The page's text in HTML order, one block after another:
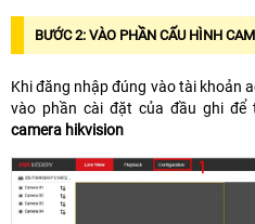
BƯỚC 2: VÀO PHẦN CẤU HÌNH
Khi đăng nhập đúng vào tài khoản
vào phần cài đặt của đầu ghi để
camera hikvision